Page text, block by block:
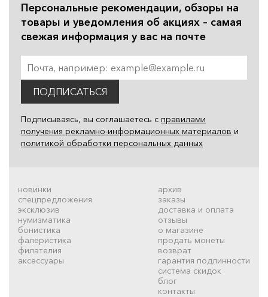
Персональные рекомендации, обзоры на
товары и уведомления об акциях – самая
свежая информация у вас на почте
ПОДПИСАТЬСЯ
Подписываясь, вы соглашаетесь с правилами
получения рекламно-информационных материалов и
политикой обработки персональных данных
новинки
спецпредложения
эксклюзив
нумизматика
бонистика
фалеристика
филателия
аксессуары
архив
заказы
доставка и оплата
отзывы
о магазине
продать монеты
возврат
гарантия подлинности
система скидок
блог
контакты